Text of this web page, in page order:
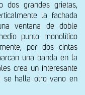
dos grandes grietas,
la fachada
ventana de doble
punto monolítico
por dos cintas
una banda en la
crea un interesante
se halla otro vano en